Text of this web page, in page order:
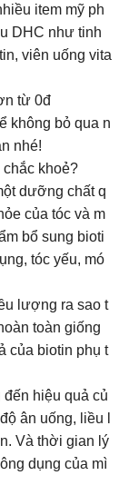
item mỹ ph
DHC như tinh
viên uống vita
từ 0đ
không bỏ qua n
nhé!
chắc khoẻ?
dưỡng chất q
của tóc và m
bổ sung bioti
tóc yếu, mó
lượng ra sao t
toàn giống
của biotin phụ t
hiệu quả củ
ân uống, liều l
Và thời gian lý
dụng của mì